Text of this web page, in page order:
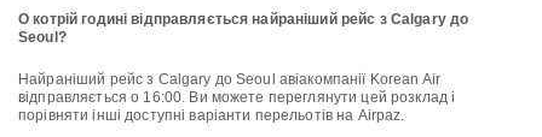
О котрій годині відправляється найраніший рейс з Calgary до
Seoul?
Найраніший рейс з Calgary до Seoul авіакомпанії Korean Air
відправляється о 16:00. Ви можете переглянути цей розклад і
порівняти інші доступні варіанти перельотів на Airpaz.